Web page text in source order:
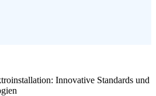
Innovative Standards und